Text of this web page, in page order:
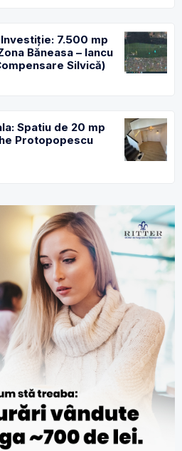
7.500 mp
Băneasa – Iancu
Silvică)
Spatiu de 20 mp
Protopopescu